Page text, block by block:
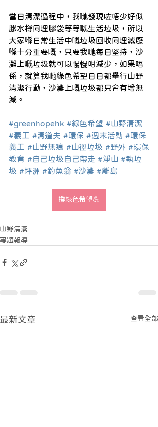
當日清潔過程中，我哋發現咗唔少好似
膠水樽同埋膠袋等等嘅生活垃圾，所以
大家喺日常生活中嘅垃圾回收同埋減廢
喺十分重要嘅，只要我哋每日堅持，沙
灘上嘅垃圾就可以慢慢咁減少，如果唔
係，就算我哋綠色希望日日都舉行山野
清潔行動，沙灘上嘅垃圾都只會有增無
減。
#greenhopehk #綠色希望 #山野清潔
#義工 #清道夫 #環保 #週末活動 #環保
義工 #山野無痕 #山徑垃圾 #野外 #環保
教育 #自己垃圾自己帶走 #淨山 #執垃
圾 #坪洲 #釣魚翁 #沙灘 #離島
撐綠色希望💪
山野清潔
專題報導
最新文章 查看全部